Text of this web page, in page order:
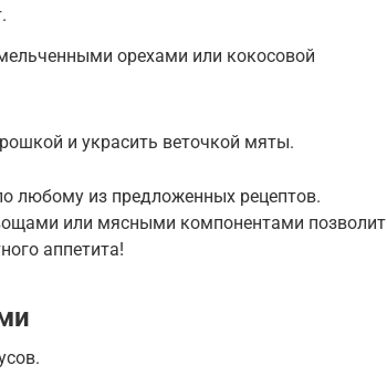
орехами или кокосовой
и украсить веточкой мяты.
любому из предложенных рецептов.
или мясными компонентами позволит
аппетита!